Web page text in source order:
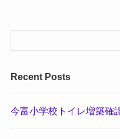
Recent Posts
今富⼩学校トイレ増築確